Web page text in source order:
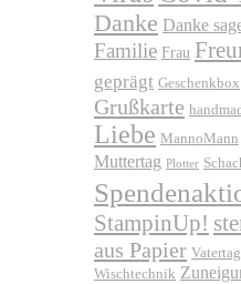
Danke Danke
Familie Frau
geprägt Geschenkbox
Grußkarte
Liebe MannoMann
Muttertag Plotter
StampinUp!
aus Papier Vatertag
Wischtechnik